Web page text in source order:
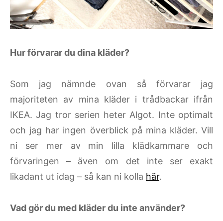
Hur förvarar du dina kläder?
Som jag nämnde ovan så förvarar jag
majoriteten av mina kläder i trådbackar ifrån
IKEA. Jag tror serien heter Algot. Inte optimalt
och jag har ingen överblick på mina kläder. Vill
ni ser mer av min lilla klädkammare och
förvaringen – även om det inte ser exakt
likadant ut idag – så kan ni kolla här.
Vad gör du med kläder du inte använder?